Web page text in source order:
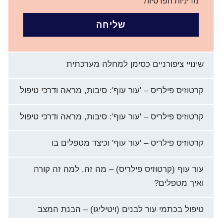
שליחה
שינויי ציפורניים כסימן למחלה מערכתית
קרטוזיס פילריס – 'עור עוף': סיבות, מראה ודרכי טיפול
קרטוזיס פילריס – 'עור עוף': סיבות, מראה ודרכי טיפול
קרטוזיס פילריס – 'עור עוף' וכיצד מטפלים בו
עור עוף (קרטוזיס פילריס) – מה זה, למה זה קורה
ואיך מטפלים?
טיפול בכתמי עור לבנים (ויטיליגו) – הבנת המצב